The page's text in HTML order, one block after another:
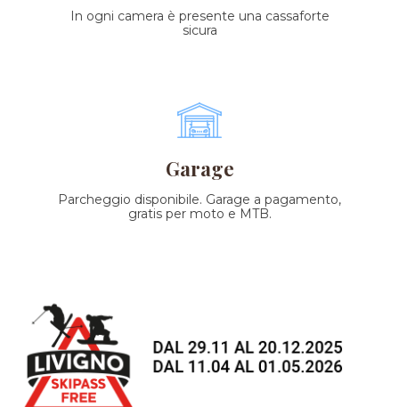
In ogni camera è presente una cassaforte
sicura
Garage
Parcheggio disponibile. Garage a pagamento,
gratis per moto e MTB.